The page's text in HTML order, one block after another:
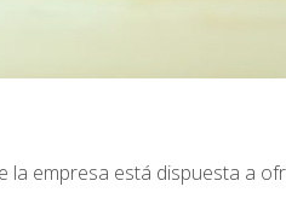
la empresa está dispuesta a